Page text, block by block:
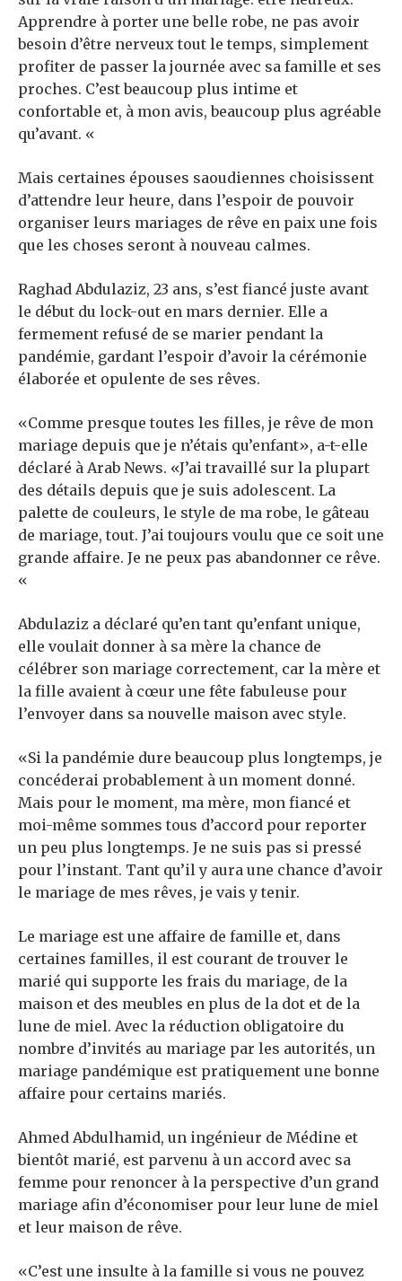
Apprendre à porter une belle robe, ne pas avoir
besoin d’être nerveux tout le temps, simplement
profiter de passer la journée avec sa famille et ses
proches. C’est beaucoup plus intime et
confortable et, à mon avis, beaucoup plus agréable
qu’avant. «
Mais certaines épouses saoudiennes choisissent
d’attendre leur heure, dans l’espoir de pouvoir
organiser leurs mariages de rêve en paix une fois
que les choses seront à nouveau calmes.
Raghad Abdulaziz, 23 ans, s’est fiancé juste avant
le début du lock-out en mars dernier. Elle a
fermement refusé de se marier pendant la
pandémie, gardant l’espoir d’avoir la cérémonie
élaborée et opulente de ses rêves.
«Comme presque toutes les filles, je rêve de mon
mariage depuis que je n’étais qu’enfant», a-t-elle
déclaré à Arab News. «J’ai travaillé sur la plupart
des détails depuis que je suis adolescent. La
palette de couleurs, le style de ma robe, le gâteau
de mariage, tout. J’ai toujours voulu que ce soit une
grande affaire. Je ne peux pas abandonner ce rêve.
«
Abdulaziz a déclaré qu’en tant qu’enfant unique,
elle voulait donner à sa mère la chance de
célébrer son mariage correctement, car la mère et
la fille avaient à cœur une fête fabuleuse pour
l’envoyer dans sa nouvelle maison avec style.
«Si la pandémie dure beaucoup plus longtemps, je
concéderai probablement à un moment donné.
Mais pour le moment, ma mère, mon fiancé et
moi-même sommes tous d’accord pour reporter
un peu plus longtemps. Je ne suis pas si pressé
pour l’instant. Tant qu’il y aura une chance d’avoir
le mariage de mes rêves, je vais y tenir.
Le mariage est une affaire de famille et, dans
certaines familles, il est courant de trouver le
marié qui supporte les frais du mariage, de la
maison et des meubles en plus de la dot et de la
lune de miel. Avec la réduction obligatoire du
nombre d’invités au mariage par les autorités, un
mariage pandémique est pratiquement une bonne
affaire pour certains mariés.
Ahmed Abdulhamid, un ingénieur de Médine et
bientôt marié, est parvenu à un accord avec sa
femme pour renoncer à la perspective d’un grand
mariage afin d’économiser pour leur lune de miel
et leur maison de rêve.
«C’est une insulte à la famille si vous ne pouvez